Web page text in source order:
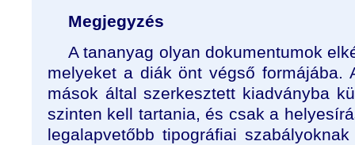
Megjegyzés
A tananyag olyan dokumentumok
melyeket a diák önt végső formájába.
mások által szerkesztett kiadványba
szinten kell tartania, és csak a
legalapvetőbb tipográfiai